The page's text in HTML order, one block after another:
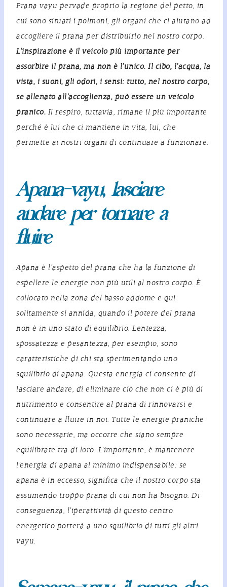
Prana vayu pervade proprio la regione del petto, in
cui sono situati i polmoni, gli organi che ci aiutano ad
accogliere il prana per distribuirlo nel nostro corpo.
L’inspirazione è il veicolo più importante per
assorbire il prana, ma non è l’unico. Il cibo, l’acqua, la
vista, i suoni, gli odori, i sensi: tutto, nel nostro corpo,
se allenato all’accoglienza, può essere un veicolo
pranico. Il respiro, tuttavia, rimane il più importante
perché è lui che ci mantiene in vita, lui, che
permette ai nostri organi di continuare a funzionare.
Apana-vayu,lasciare
andare per tornare a
fluire
Apana è l’aspetto del prana che ha la funzione di
espellere le energie non più utili al nostro corpo. È
collocato nella zona del basso addome e qui
solitamente si annida, quando il potere del prana
non è in uno stato di equilibrio. Lentezza,
spossatezza e pesantezza, per esempio, sono
caratteristiche di chi sta sperimentando uno
squilibrio di apana. Questa energia ci consente di
lasciare andare, di eliminare ciò che non ci è più di
nutrimento e consentire al prana di rinnovarsi e
continuare a fluire in noi. Tutte le energie praniche
sono necessarie, ma occorre che siano sempre
equilibrate tra di loro. L’importante, è mantenere
l’energia di apana al minimo indispensabile: se
apana è in eccesso, significa che il nostro corpo sta
assumendo troppo prana di cui non ha bisogno. Di
conseguenza, l’iperattività di questo centro
energetico porterà a uno squilibrio di tutti gli altri
vayu.